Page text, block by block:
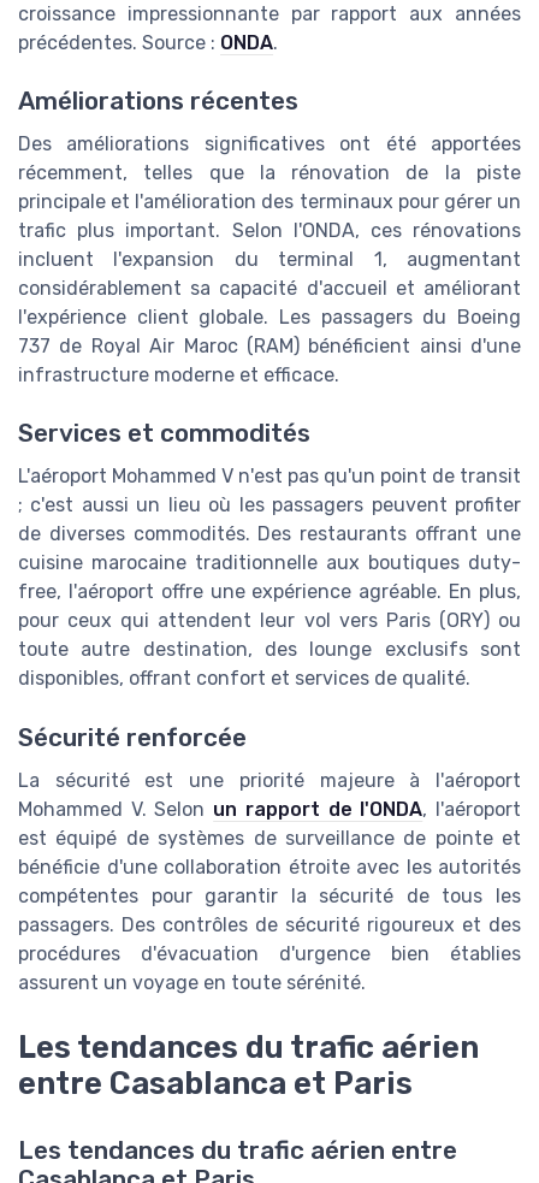
croissance impressionnante par rapport aux années
précédentes. Source : ONDA.
Améliorations récentes
Des améliorations significatives ont été apportées
récemment, telles que la rénovation de la piste
principale et l'amélioration des terminaux pour gérer un
trafic plus important. Selon l'ONDA, ces rénovations
incluent l'expansion du terminal 1, augmentant
considérablement sa capacité d'accueil et améliorant
l'expérience client globale. Les passagers du Boeing
737 de Royal Air Maroc (RAM) bénéficient ainsi d'une
infrastructure moderne et efficace.
Services et commodités
L'aéroport Mohammed V n'est pas qu'un point de transit
; c'est aussi un lieu où les passagers peuvent profiter
de diverses commodités. Des restaurants offrant une
cuisine marocaine traditionnelle aux boutiques duty-
free, l'aéroport offre une expérience agréable. En plus,
pour ceux qui attendent leur vol vers Paris (ORY) ou
toute autre destination, des lounge exclusifs sont
disponibles, offrant confort et services de qualité.
Sécurité renforcée
La sécurité est une priorité majeure à l'aéroport
Mohammed V. Selon un rapport de l'ONDA, l'aéroport
est équipé de systèmes de surveillance de pointe et
bénéficie d'une collaboration étroite avec les autorités
compétentes pour garantir la sécurité de tous les
passagers. Des contrôles de sécurité rigoureux et des
procédures d'évacuation d'urgence bien établies
assurent un voyage en toute sérénité.
Les tendances du trafic aérien
entre Casablanca et Paris
Les tendances du trafic aérien entre